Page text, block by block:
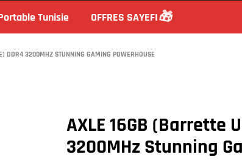
Tunisie OFFRES SAYEFI
DDR4 3200MHZ STUNNING GAMING POWERHOUSE
AXLE 16GB (Barrette
3200MHz Stunning